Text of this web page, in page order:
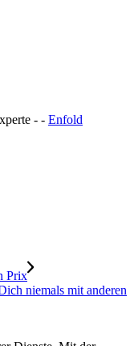
- - Enfold
niemals mit anderen